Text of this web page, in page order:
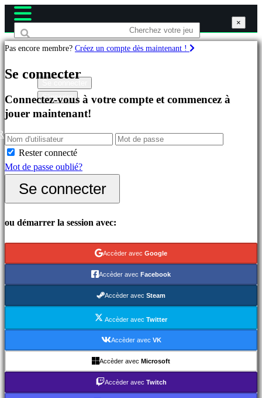
Jeux
Célèbres
Nouveautés
Free
to
Catégories
Jeux
de
d'Aventure
Jeux
de
S'inscrire
×
Pas encore membre? Créez un compte dès maintenant !
Se connecter
Connectez-vous à votre compte et commencez à
jouer maintenant!
Rester connecté
Mot de passe oublié?
Se connecter
ou démarrer la session avec:
Accèder avec Google
Accèder avec Facebook
Accèder avec Steam
Accèder avecTwitter
Accèder avec VK
Accèder avec Microsoft
Accèder avec Twitch
×
×